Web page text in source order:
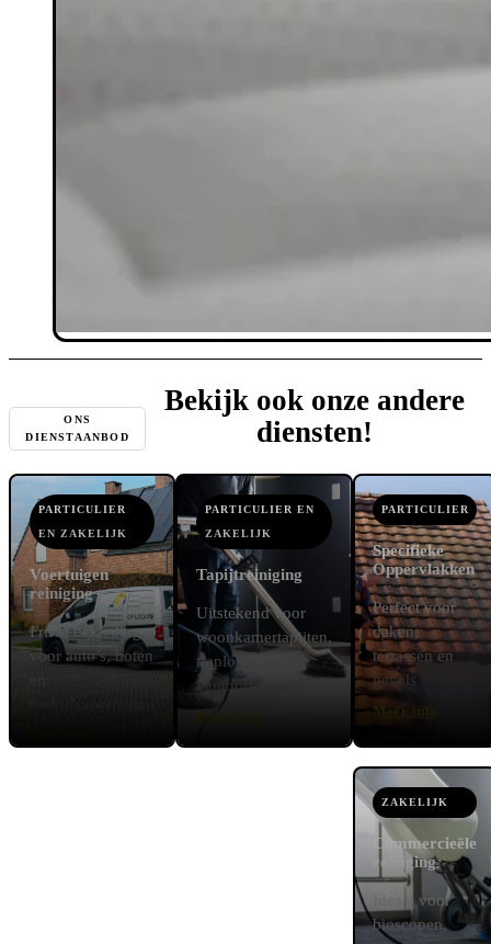
ONS
DIENSTAANBOD
Bekijk ook onze andere
diensten!
PARTICULIER
EN ZAKELIJK
Voertuigen
reiniging
Frisse bekleding
voor auto’s, boten
PARTICULIER EN
ZAKELIJK
Tapijtreiniging
Uitstekend voor
woonkamertapijten,
traplopers en
kantoorvloeren
Meer info
PARTICULIER
Specifieke
Oppervlakken
Perfect voor
daken,
terrassen en
gevels
Meer info
ZAKELIJK
Commercieële
reiniging
Ideaal voor
bioscopen,